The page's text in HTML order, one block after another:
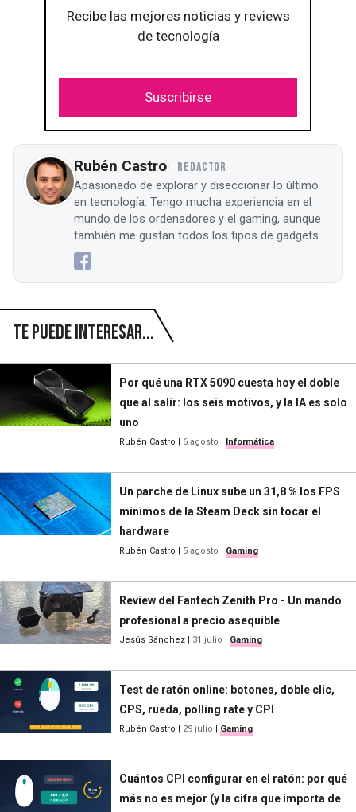
Recibe las mejores noticias y reviews
de tecnología
Suscribirse
Rubén Castro REDACTOR
Apasionado de explorar y diseccionar lo último
en tecnología. Tengo mucha experiencia en el
mundo de los ordenadores y el gaming, aunque
también me gustan todos los tipos de gadgets.
Te puede interesar...
Por qué una RTX 5090 cuesta hoy el doble
que al salir: los seis motivos, y la IA es solo
uno
Rubén Castro | 6 agosto | Informática
Un parche de Linux sube un 31,8 % los FPS
mínimos de la Steam Deck sin tocar el
hardware
Rubén Castro | 5 agosto | Gaming
Review del Fantech Zenith Pro - Un mando
profesional a precio asequible
Jesús Sánchez | 31 julio | Gaming
Test de ratón online: botones, doble clic,
CPS, rueda, polling rate y CPI
Rubén Castro | 29 julio | Gaming
Cuántos CPI configurar en el ratón: por qué
más no es mejor (y la cifra que importa de